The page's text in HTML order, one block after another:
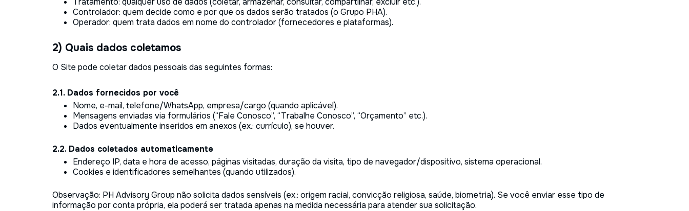
Controlador: quem decide como e por que os dados serão tratados (o Grupo PHA).
Operador: quem trata dados em nome do controlador (fornecedores e plataformas).
2) Quais dados coletamos
O Site pode coletar dados pessoais das seguintes formas:
2.1. Dados fornecidos por você
Nome, e-mail, telefone/WhatsApp, empresa/cargo (quando aplicável).
Mensagens enviadas via formulários (“Fale Conosco”, “Trabalhe Conosco”, “Orçamento” etc.).
Dados eventualmente inseridos em anexos (ex.: currículo), se houver.
2.2. Dados coletados automaticamente
Endereço IP, data e hora de acesso, páginas visitadas, duração da visita, tipo de navegador/dispositivo, sistema operacional.
Cookies e identificadores semelhantes (quando utilizados).
Observação: PH Advisory Group não solicita dados sensíveis (ex.: origem racial, convicção religiosa, saúde, biometria). Se você enviar esse tipo de
informação por conta própria, ela poderá ser tratada apenas na medida necessária para atender sua solicitação.